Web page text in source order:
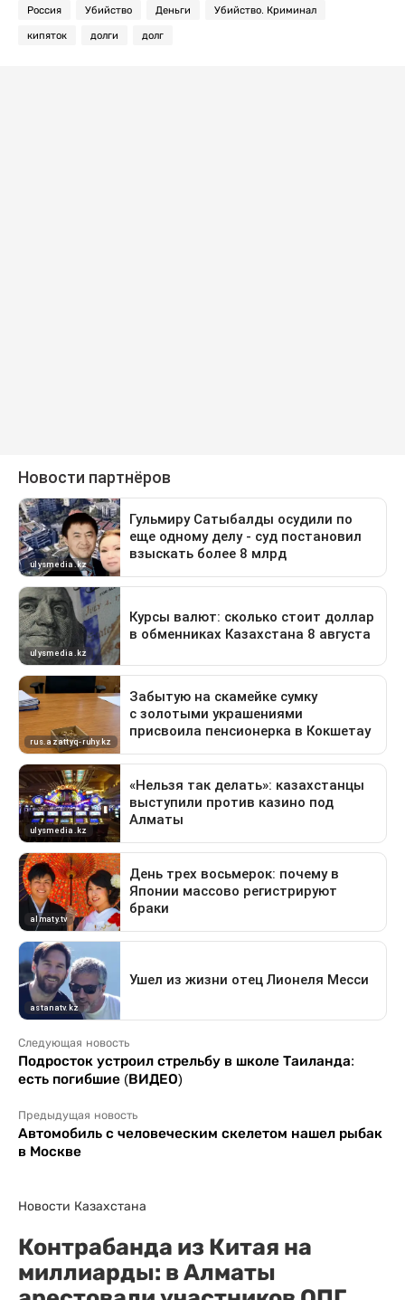
Россия Убийство Деньги Убийство. Криминал
кипяток долги долг
Следующая новость
Подросток устроил стрельбу в школе Таиланда:
есть погибшие (ВИДЕО)
Предыдущая новость
Автомобиль с человеческим скелетом нашел рыбак
в Москве
Новости Казахстана
Контрабанда из Китая на
миллиарды: в Алматы